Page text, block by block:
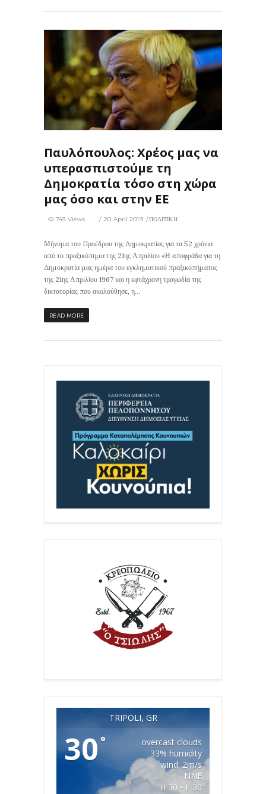
Παυλόπουλος: Χρέος μας να
υπερασπιστούμε τη
Δημοκρατία τόσο στη χώρα
μας όσο και στην ΕΕ
20 April 2019 ΠΟΛΙΤΙΚΗ
743 Views
Μήνυμα του Προέδρου της Δημοκρατίας για τα 52 χρόνια
από το πραξικόπημα της 21ης Απριλίου «Η αποφράδα για τη
Δημοκρατία μας ημέρα του εγκληματικού πραξικοπήματος
της 21ης Απριλίου 1967 και η εφτάχρονη τραγωδία της
δικτατορίας που ακολούθησε, η...
READ MORE
TRIPOLI, GR
30°
overcast clouds
33% humidity
wind: 2m/s
NNE
H 30 • L 30